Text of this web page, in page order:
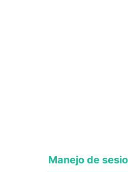
Manejo de